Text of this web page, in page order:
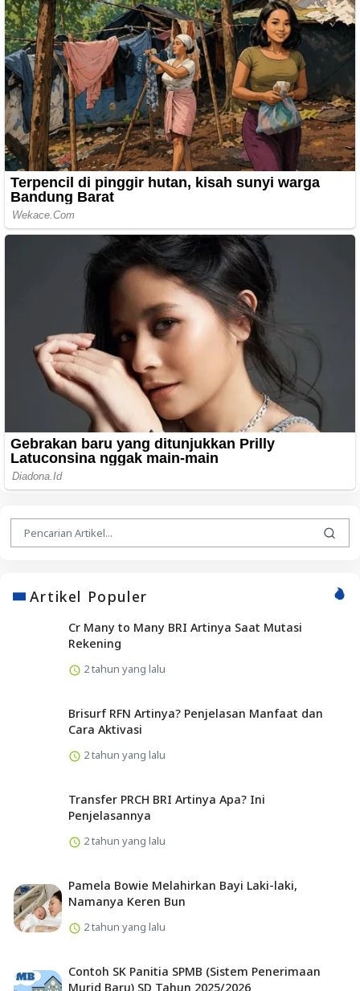
Artikel Populer
Cr Many to Many BRI Artinya Saat Mutasi
Rekening
2 tahun yang lalu
Brisurf RFN Artinya? Penjelasan Manfaat dan
Cara Aktivasi
2 tahun yang lalu
Transfer PRCH BRI Artinya Apa? Ini
Penjelasannya
2 tahun yang lalu
Pamela Bowie Melahirkan Bayi Laki-laki,
Namanya Keren Bun
2 tahun yang lalu
Contoh SK Panitia SPMB (Sistem Penerimaan
Murid Baru) SD Tahun 2025/2026